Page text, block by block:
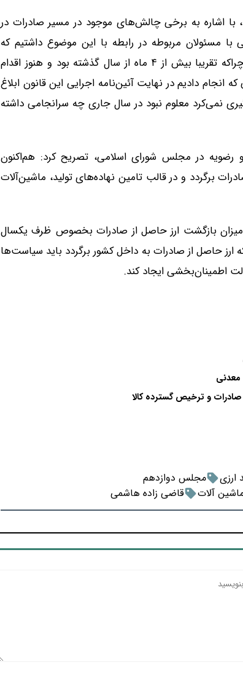
، با اشاره به برخی چالش‌های موجود در مسیر صادرات در
مسئولان مربوطه در رابطه با این موضوع داشتیم که
ماحصل این پیگیری‌ها ابلاغ آئین‌نامه واردات خودرو بود چراکه تقریبا بیش از ۴ ماه از سال گذشته بود و هنوز اقدام
انجام دادیم در نهایت آئین‌نامه اجرایی این قانون ابلاغ
نمی‌کرد معلوم نبود در سال جاری چه سرانجامی داشته
در مجلس شورای اسلامی، تصریح کرد: هم‌اکنون
برگردد و در قالب تامین نهاده‌های تولید، ماشین‌آلات
میزان بازگشت ارز حاصل از صادرات بخصوص ظرف یکسال
حاصل از صادرات به داخل کشور برگردد باید سیاست‌ها
اطمینان‌بخشی ایجاد کند.
و ترخیص گسترده کالا
ارزی
مجلس دوازدهم
آلات قاضی زاده هاشمی